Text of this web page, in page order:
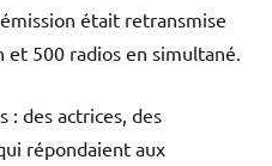
était retransmise
et 500 radios en simultané.
: des actrices, des
répondaient aux